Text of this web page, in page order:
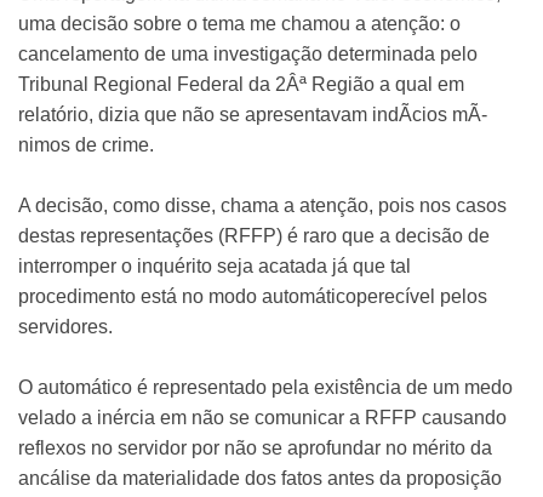
uma decisão sobre o tema me chamou a atenção: o
cancelamento de uma investigação determinada pelo
Tribunal Regional Federal da 2Âª Região a qual em
relatório, dizia que não se apresentavam indÃ­cios mÃ­
nimos de crime.
A decisão, como disse, chama a atenção, pois nos casos
destas representações (RFFP) é raro que a decisão de
interromper o inquérito seja acatada já que tal
procedimento está no modo automáticoperecível pelos
servidores.
O automático é representado pela existência de um medo
velado a inércia em não se comunicar a RFFP causando
reflexos no servidor por não se aprofundar no mérito da
ancálise da materialidade dos fatos antes da proposição